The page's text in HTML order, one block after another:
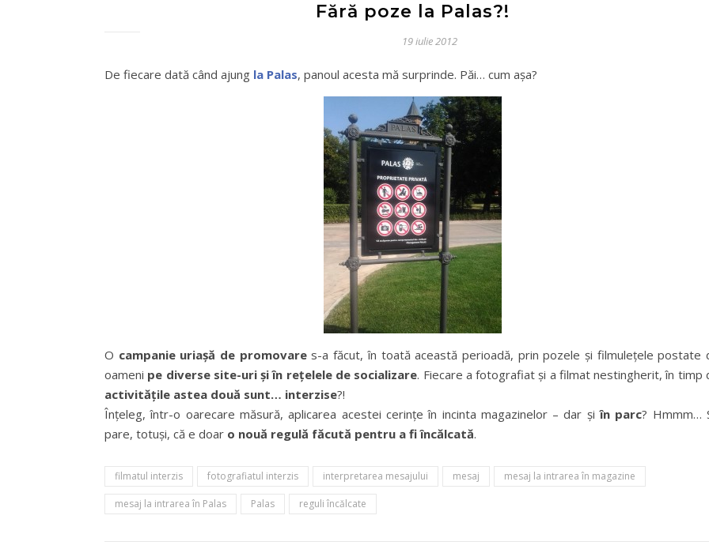
Fără poze la Palas?!
19 iulie 2012
De fiecare dată când ajung la Palas, panoul acesta mă surprinde. Păi… cum aşa?
O campanie uriaşă de promovares-a făcut, în toată această perioadă, prin pozele şi filmuleţele postate
oameni pe diverse site-uri şi în reţelele de socializare. Fiecare a fotografiat şi a filmat nestingherit, în timp
activităţile astea două sunt… interzise?!
Înţeleg, într-o oarecare măsură, aplicarea acestei cerinţe în incinta magazinelor – dar şiîn parc? Hmmm…
pare, totuşi, că e doar o nouă regulă făcută pentru a fi încălcată.
filmatul interzis fotografiatul interzis interpretarea mesajului mesaj mesaj la intrarea în magazine
mesaj la intrarea în Palas Palas reguli încălcate